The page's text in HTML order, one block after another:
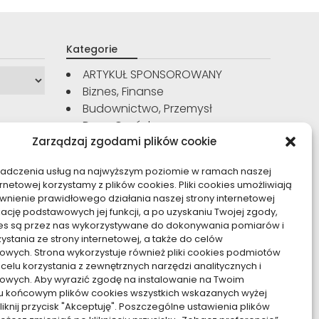
Zarządzaj zgodami plików cookie
usług na najwyższym poziomie w ramach naszej
korzystamy z plików cookies. Pliki cookies umożliwiają
prawidłowego działania naszej strony internetowej
podstawowych jej funkcji, a po uzyskaniu Twojej zgody,
są przez nas wykorzystywane do dokonywania pomiarów i
ze strony internetowej, a także do celów
Strona wykorzystuje również pliki cookies podmiotów
korzystania z zewnętrznych narzędzi analitycznych i
Aby wyrazić zgodę na instalowanie na Twoim
końcowym plików cookies wszystkich wskazanych wyżej
przycisk "Akceptuję". Poszczególne ustawienia plików
Kategorie
ARTYKUŁ SPONSOROWANY
Biznes, Finanse
Budownictwo, Przemysł
Dom, Ogród
Edukacja, Rozrywka
Moda, Uroda
Motoryzacja, Transport
Sport, Turystyka
Technologie
Usługi
Zdrowie, Medycyna